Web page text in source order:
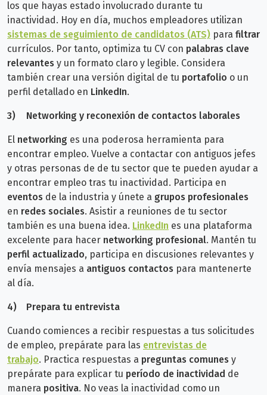
los que hayas estado involucrado durante tu
inactividad. Hoy en día, muchos empleadores utilizan
sistemas de seguimiento de candidatos (ATS) para filtrar
currículos. Por tanto, optimiza tu CV con palabras clave
relevantes y un formato claro y legible. Considera
también crear una versión digital de tu portafolio o un
perfil detallado en LinkedIn.
3) Networking y reconexión de contactos laborales
El networking es una poderosa herramienta para
encontrar empleo. Vuelve a contactar con antiguos jefes
y otras personas de de tu sector que te pueden ayudar a
encontrar empleo tras tu inactividad. Participa en
eventos de la industria y únete a grupos profesionales
en redes sociales. Asistir a reuniones de tu sector
también es una buena idea. LinkedIn es una plataforma
excelente para hacer networking profesional. Mantén tu
perfil actualizado, participa en discusiones relevantes y
envía mensajes a antiguos contactos para mantenerte
al día.
4) Prepara tu entrevista
Cuando comiences a recibir respuestas a tus solicitudes
de empleo, prepárate para las entrevistas de
trabajo. Practica respuestas a preguntas comunes y
prepárate para explicar tu período de inactividad de
manera positiva. No veas la inactividad como un